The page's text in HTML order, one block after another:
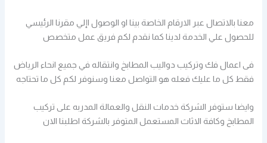
معنا بالاتصال عبر الارقام الخاصة بينا او الوصول اإلي مقرنا الرئيسي
للحصول علي الخدمة لدينا كما نقدم لكم فريق عمل متخصص
فى اعمال فك وتركيب دواليب المطابخ وانتقاله في جميع انحاء الرياض
فقط كل ما عليك فعله هو التواصل معنا وسنوفر لكم كل ما تحتاجه
وايضا ستوفر الشركة خدمات النقل والعمالة المدربه على تركيب
المطابخ وكافة الاثاث المستعمل المتوفر بالشركة اطلبنا الان